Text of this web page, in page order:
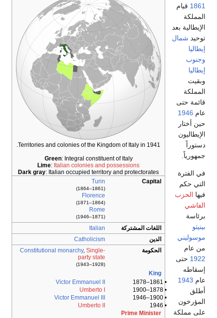
Territories and colonies of the Kingdom of Italy in 1941.
Green: Integral constituent of Italy
Lime: Italian colonies and possessions
Dark gray: Italian occupied territory and protectorates
Capital
Turin
(1861–1864)
Florence
(1864–1871)
Rome
(1871–1946)
اللغات المشتركة
Italian
الدين
Catholicism
الحكومة
Constitutional monarchy, Single-
party state
(1928–1943)
King
• 1861–1878
Victor Emmanuel II
• 1878–1900
Umberto I
• 1900–1946
Victor Emmanuel III
• 1946
Umberto II
Prime Minister
1861 قيام
المملكة
الإيطالية بعد
توحيد شمال
إيطاليا
وجنوب
إيطاليا
وبقيت
المملكة
قائمة حتى
عام 1946
حين أختار
الإيطاليون
دستوراً
جمهورياً.
في الفترة
التي حكم
فيها الحزب
الفاشي
برئاسة
بينيتو
موسوليني
من عام
1922 حتى
إسقاطه
عام 1943
أطلق
المؤرخون
على مملكة